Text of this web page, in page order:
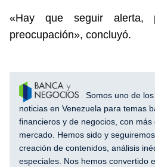
«Hay que seguir
preocupación», concluyó.
Somos uno de
noticias en Venezuela para temas
financieros y de negocios, con
mercado. Hemos sido y
creación de contenidos, análisis
especiales. Nos hemos convertido